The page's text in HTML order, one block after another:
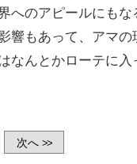
へのアピールにもな
響もあって、アマ
なんとかローテに
次へ >>